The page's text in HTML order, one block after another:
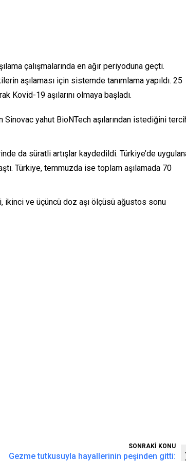
çalışmalarında en ağır periyoduna geçti.
aşılaması için sistemde tanımlama yapıldı. 25
Kovid-19 aşılarını olmaya başladı.
Sinovac yahut BioNTech aşılarından istediğini
da süratli artışlar kaydedildi. Türkiye’de
Türkiye, temmuzda ise toplam aşılamada 70
ikinci ve üçüncü doz aşı ölçüsü ağustos sonu
SONRAKİ KONU
Gezme tutkusuyla hayallerinin peşinden gitti: